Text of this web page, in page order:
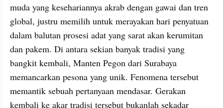
muda yang kesehariannya akrab dengan gawai dan tren
global, justru memilih untuk merayakan hari penyatuan
dalam balutan prosesi adat yang sarat akan kerumitan
dan pakem. Di antara sekian banyak tradisi yang
bangkit kembali, Manten Pegon dari Surabaya
memancarkan pesona yang unik. Fenomena tersebut
memantik sebuah pertanyaan mendasar. Gerakan
kembali ke akar tradisi tersebut bukanlah sekadar